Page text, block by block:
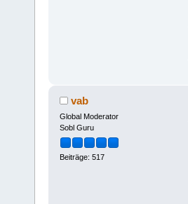
vab
Global Moderator
Sobl Guru
Beiträge: 517